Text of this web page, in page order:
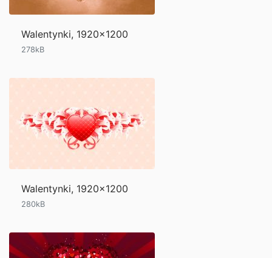
Walentynki, 1920x1200
278kB
Walentynki, 1920x1200
280kB